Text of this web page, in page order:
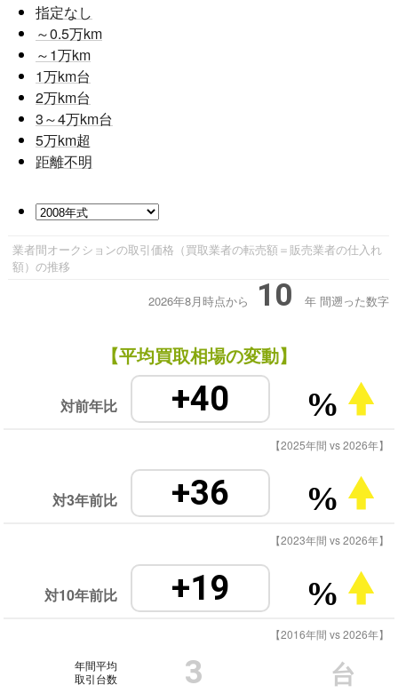
指定なし
～0.5万km
～1万km
1万km台
2万km台
3～4万km台
5万km超
距離不明
業者間オークションの取引価格（買取業者の転売額＝販売業者の仕入れ
額）の推移
2026年8月時点から 10 年 間遡った数字
【平均買取相場の変動】
対前年比 +40 %
【2025年間 vs 2026年】
対3年前比 +36 %
【2023年間 vs 2026年】
対10年前比 +19 %
【2016年間 vs 2026年】
年間平均
取引台数
3 台